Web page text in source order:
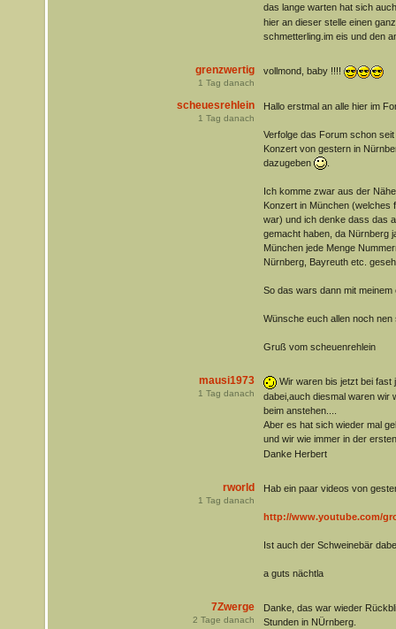
das lange warten hat sich
hier an dieser stelle einen
schmetterling.im eis und den
grenzwertig
1 Tag danach
vollmond, baby !!!!
scheuesrehlein
1 Tag danach
Hallo erstmal an alle hier im
Verfolge das Forum schon
Konzert von gestern in
dazugeben
.
Ich komme zwar aus der
Konzert in München (welches
war) und ich denke dass das
gemacht haben, da Nürnberg
München jede Menge
Nürnberg, Bayreuth etc.
So das wars dann mit meinem
Wünsche euch allen noch nen
Gruß vom scheuenrehlein
mausi1973
1 Tag danach
Wir waren bis jetzt bei fast
dabei,auch diesmal waren wir
beim anstehen....
Aber es hat sich wieder mal
und wir wie immer in der
Danke Herbert
rworld
1 Tag danach
Hab ein paar videos von
http://www.youtube.com/
Ist auch der Schweinebär
a guts nächtla
7Zwerge
2 Tage danach
Danke, das war wieder
Stunden in NÜrnberg.